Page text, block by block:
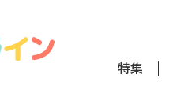
特集